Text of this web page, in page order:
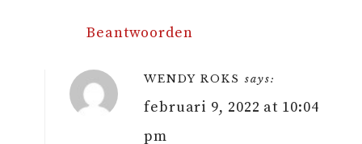
Beantwoorden
WENDY ROKS says:
februari 9, 2022 at 10:04
pm